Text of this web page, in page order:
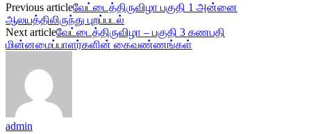
Previous articleவேட்டைத்திருவிழா பகுதி 1 அன்னை
ஆலயத்திலிருந்து புறப்படல்
Next articleவேட்டைத்திருவிழா – பகுதி 3 கணபதி
மின்னமைப்பாளர்களின் கைவண்ணங்கள்
admin